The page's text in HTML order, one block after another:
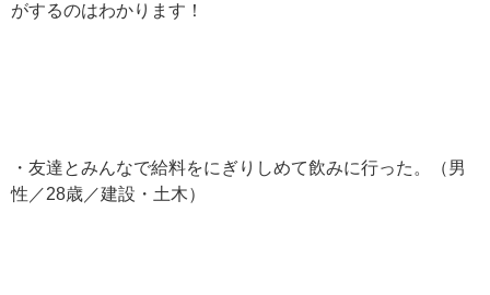
がするのはわかります！
・友達とみんなで給料をにぎりしめて飲みに行った。（男
性／28歳／建設・土木）